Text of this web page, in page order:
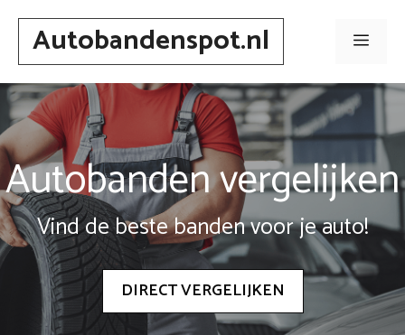
Spring
inhoudAutobandenspot.nl Menu
Autobanden vergelijken
Vind de beste banden voor je auto!
DIRECT VERGELIJKEN